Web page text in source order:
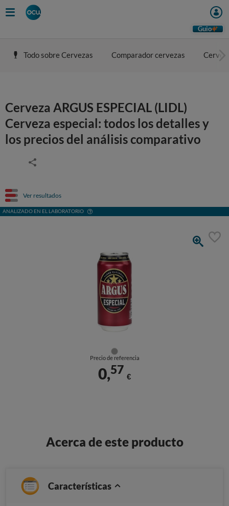
Guio
Todo sobre Cervezas Comparador cervezas
Cerveza ARGUS ESPECIAL (LIDL)
Cerveza especial: todos los detalles y
los precios del análisis comparativo
Ver resultados
ANALIZADO EN EL LABORATORIO
Precio de referencia
0,57
€
Acerca de este producto
Características